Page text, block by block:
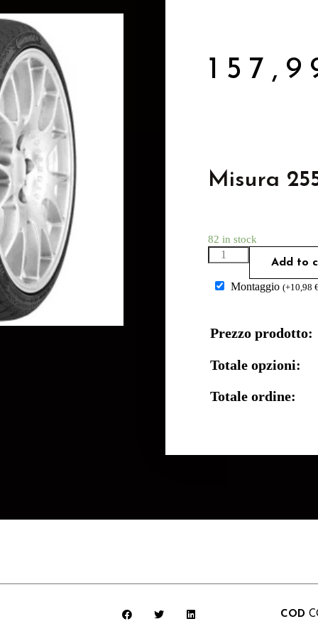
Misura
82 in stock
Add to
Montaggio (+10,98
Prezzo prodotto:
Totale opzioni:
Totale ordine:
COD